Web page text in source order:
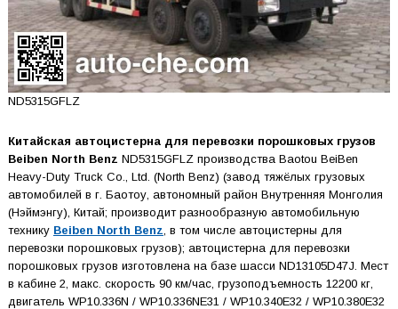
ND5315GFLZ
Китайская автоцистерна для перевозки порошковых грузов
Beiben North Benz ND5315GFLZ производства Baotou BeiBen
Heavy-Duty Truck Co., Ltd. (North Benz) (завод тяжёлых грузовых
автомобилей в г. Баотоу, автономный район Внутренняя Монголия
(Нэймэнгу), Китай; производит разнообразную автомобильную
технику Beiben North Benz , в том числе автоцистерны для
перевозки порошковых грузов); автоцистерна для перевозки
порошковых грузов изготовлена на базе шасси ND13105D47J. Мест
в кабине 2, макс. скорость 90 км/час, грузоподъемность 12200 кг,
двигатель WP10.336N / WP10.336NE31 / WP10.340E32 / WP10.380E32